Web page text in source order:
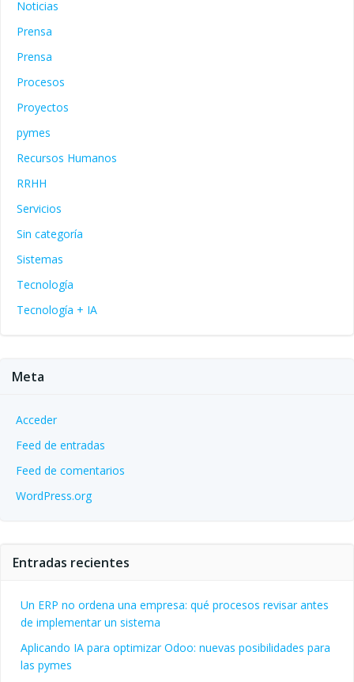
Noticias
Prensa
Prensa
Procesos
Proyectos
pymes
Recursos Humanos
RRHH
Servicios
Sin categoría
Sistemas
Tecnología
Tecnología + IA
Meta
Acceder
Feed de entradas
Feed de comentarios
WordPress.org
Entradas recientes
Un ERP no ordena una empresa: qué procesos revisar antes
de implementar un sistema
Aplicando IA para optimizar Odoo: nuevas posibilidades para
las pymes